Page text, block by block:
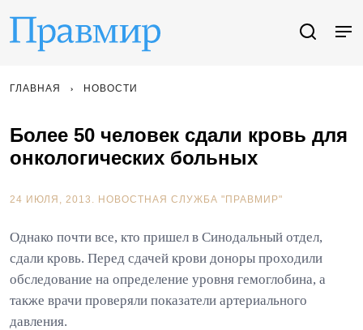
ГЛАВНАЯ НОВОСТИ
Более 50 человек сдали кровь для
онкологических больных
24 ИЮЛЯ, 2013. НОВОСТНАЯ СЛУЖБА "ПРАВМИР"
Однако почти все, кто пришел в Синодальный отдел,
сдали кровь. Перед сдачей крови доноры проходили
обследование на определение уровня гемоглобина, а
также врачи проверяли показатели артериального
давления.